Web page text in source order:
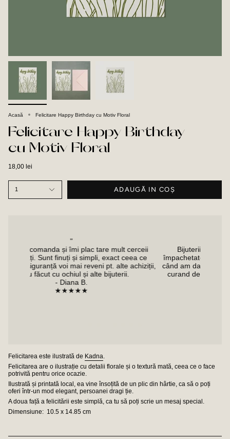
Acasă Felicitare Happy Birthday cu Motiv Floral
Felicitare Happy Birthday
cu Motiv Floral
18,00 lei
1 ADAUGĂ IN COŞ
plac tare mult cerceii
exact ceea ce
reveni pt. alte achiziții,
și alte bijuterii.
Bijuteriile sunt absolut superbe, au venit
împachetate cu multă grijă, în doar 48 de
când am dat comanda. Voi mai achiziționa
curand de pe Enda, sunt extrem de
Felicitarea este ilustrată de Kadna.
Felicitarea are o ilustrație cu detalii florale și o textură mată, ceea ce o face
potrivită pentru orice ocazie.
Ilustrată și printată local, ea vine însoțită de un plic din hârtie, ca să o poți
oferi într-un mod elegant, persoanei dragi ție.
A doua față a felicitării este simplă, ca tu să poți scrie un mesaj special.
Dimensiune: 10.5 x 14.85 cm